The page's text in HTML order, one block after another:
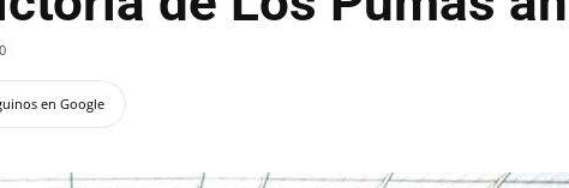
en Google